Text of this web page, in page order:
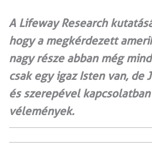
A Lifeway Research
hogy a megkérdezett
nagy része abban még
csak egy igaz Isten van, de
és szerepével
vélemények.